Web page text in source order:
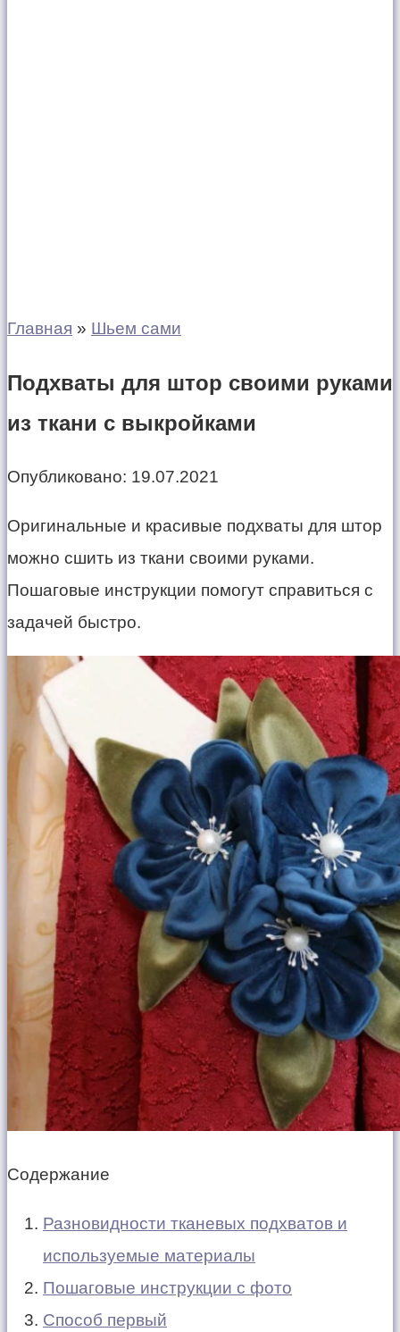
Главная » Шьем сами
Подхваты для штор своими руками
из ткани с выкройками
Опубликовано: 19.07.2021
Оригинальные и красивые подхваты для штор
можно сшить из ткани своими руками.
Пошаговые инструкции помогут справиться с
задачей быстро.
Содержание
Разновидности тканевых подхватов и
используемые материалы
Пошаговые инструкции с фото
Способ первый